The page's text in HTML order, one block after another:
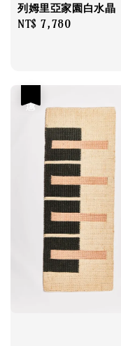
列姆里亞家園白水晶
Regular
NT$ 7,780